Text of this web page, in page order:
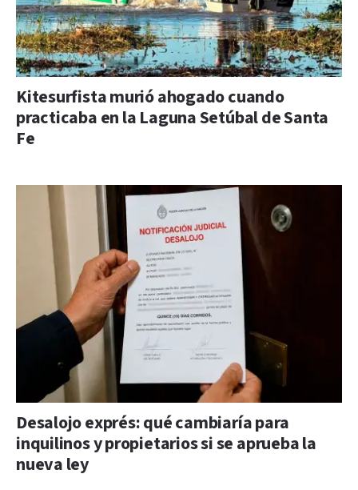
Kitesurfista murió ahogado cuando
practicaba en la Laguna Setúbal de Santa
Fe
Desalojo exprés: qué cambiaría para
inquilinos y propietarios si se aprueba la
nueva ley